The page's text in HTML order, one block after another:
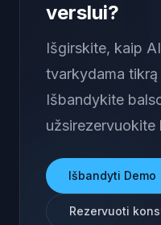
verslui?
Išgirskite, kaip
tvarkydama
Išbandykite
užsirezervuokite
Išbandyti Demo
Rezervuoti